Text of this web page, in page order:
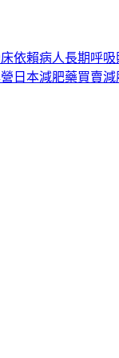
依賴病人長期呼吸
日本減肥藥買賣減